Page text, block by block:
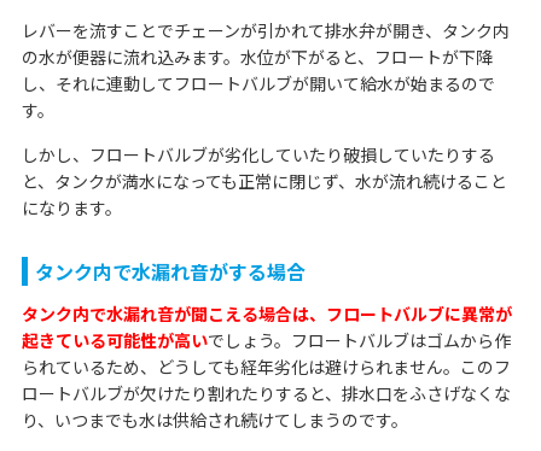
レバーを流すことでチェーンが引かれて排水弁が開き、タンク内
の水が便器に流れ込みます。水位が下がると、フロートが下降
し、それに連動してフロートバルブが開いて給水が始まるので
す。
しかし、フロートバルブが劣化していたり破損していたりする
と、タンクが満水になっても正常に閉じず、水が流れ続けること
になります。
タンク内で水漏れ音がする場合
タンク内で水漏れ音が聞こえる場合は、フロートバルブに異常が
起きている可能性が高いでしょう。フロートバルブはゴムから作
られているため、どうしても経年劣化は避けられません。このフ
ロートバルブが欠けたり割れたりすると、排水口をふさげなくな
り、いつまでも水は供給され続けてしまうのです。